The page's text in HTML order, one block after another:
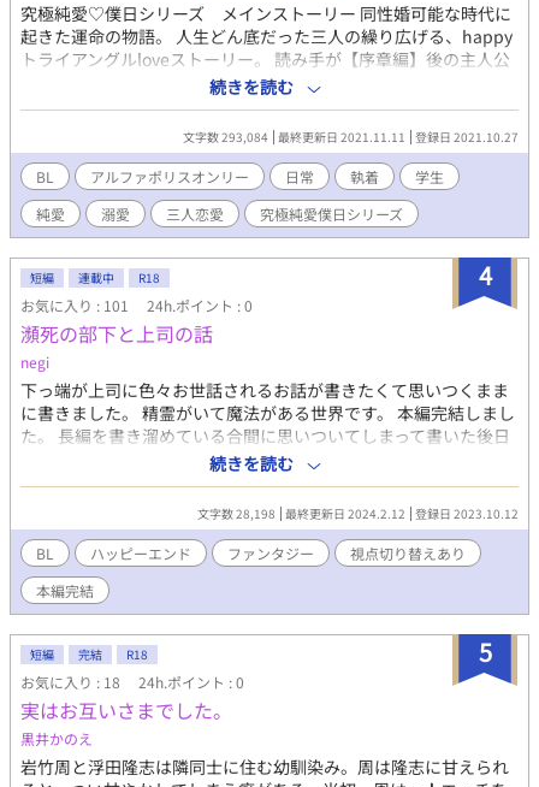
究極純愛♡僕日シリーズ メインストーリー 同性婚可能な時代に
起きた運命の物語。 人生どん底だった三人の繰り広げる、happy
トライアングルloveストーリー。 読み手が【序章編】後の主人公
の人生を7ルートから選ぶことのできる箱庭世界、究極純愛♡僕日
シリーズ。 正規ルート【戻れない僕らの日常】 テーマ『常識に囚
われない幸せな三角関係』 注意：四視点切り替えあり、３ｐあり
文字数に統一性がないため読み辛い部分あり あらすじ Ｋ学園高等
部にて、四人が出逢いそれぞれの想いと共に絆を築いてゆく。久
隆は、自分が将来を誓った相手である咲夜を葵から奪いたいとい
う葛藤を抱えつつも二人を応援する道を選ぶ。葵は幸せのための
道を選び、咲夜は一人で立てなくなってゆく。 久隆と葵に溺愛さ
れた咲夜が選んだ三人の幸せの形とは？！そこから始まる、波乱
に満ちたlove story！
続きを読む
文字数 293,084 最終更新日 2021.11.11 登録日 2021.10.27
BL アルファポリスオンリー 日常 執着
学生
純愛
溺愛 三人恋愛 究極純愛僕日シリーズ
4
短編 連載中 R18
お気に入り : 101 24h.ポイント : 0
瀕死の部下と上司の話
negi
下っ端が上司に色々お世話されるお話が書きたくて思いつくまま
に書きました。 精霊がいて魔法がある世界です。 本編完結しまし
た。 長編を書き溜めている合間に思いついてしまって書いた後日
談をアップします。 全部で10000文字いかないくらいです。 無自
覚に絶倫な副隊長と（元？）下っ端のCPはまた思いついたら書く
かもしれないので完結から連載中に戻しました。 少しでも楽しん
でもらえると嬉しいです。 ※ 視点がコロコロ変わります。 ※ R18
作品です。予告なくそういう表現が入ります。
続きを読む
文字数 28,198 最終更新日 2024.2.12 登録日 2023.10.12
BL ハッピーエンド ファンタジー
視点切り替えあり
本編完結
5
短編 完結 R18
お気に入り : 18 24h.ポイント : 0
実はお互いさまでした。
黒井かのえ
岩竹周と浮田隆志は隣同士に住む幼馴染み。周は隆志に甘えられ